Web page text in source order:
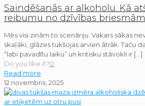
Saindēšanās ar alkoholu. Kā
reibumu no dzīvības
Mēs visi zinām to scenāriju. Vakars sākas
skaļāki, glāzes tukšojas arvien ātrāk. Taču
“labi pavadītu laiku” un kritisku stāvokli ir […]
Do you like it?0
Read more
12 novembris, 2025